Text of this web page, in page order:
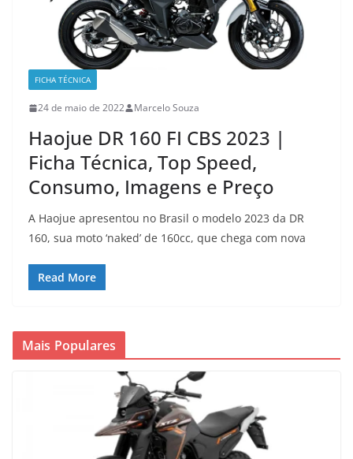
FICHA TÉCNICA
24 de maio de 2022 Marcelo Souza
Haojue DR 160 FI CBS 2023 |
Ficha Técnica, Top Speed,
Consumo, Imagens e Preço
A Haojue apresentou no Brasil o modelo 2023 da DR
160, sua moto ‘naked’ de 160cc, que chega com nova
Read More
Mais Populares